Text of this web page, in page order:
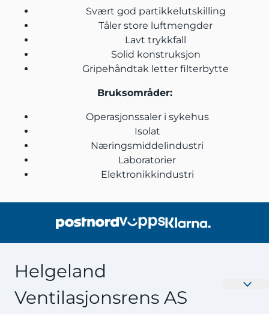
Svært god partikkelutskilling
Tåler store luftmengder
Lavt trykkfall
Solid konstruksjon
Gripehåndtak letter filterbytte
Bruksområder:
Operasjonssaler i sykehus
Isolat
Næringsmiddelindustri
Laboratorier
Elektronikkindustri
Helgeland
Ventilasjonsrens AS